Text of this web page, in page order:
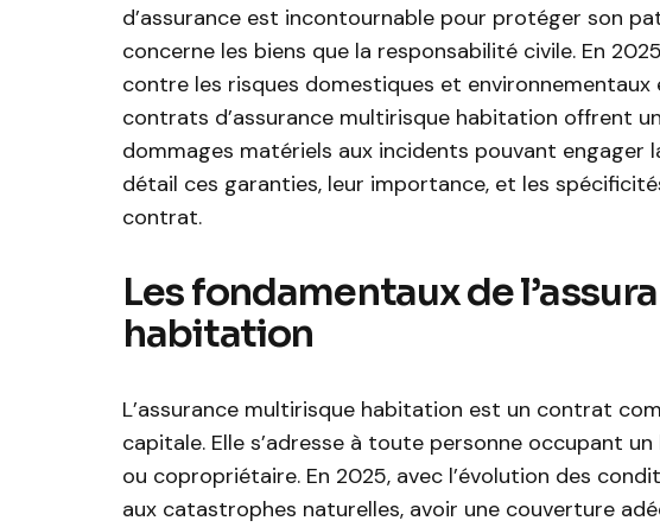
d’assurance est incontournable pour protéger son
concerne les biens que la responsabilité civile. En
contre les risques domestiques et environnementaux
contrats d’assurance multirisque habitation offrent
dommages matériels aux incidents pouvant engager
détail ces garanties, leur importance, et les
contrat.
Les fondamentaux de
habitation
L’assurance multirisque habitation est un contrat
capitale. Elle s’adresse à toute personne occupant
ou copropriétaire. En 2025, avec l’évolution des
aux catastrophes naturelles, avoir une couverture